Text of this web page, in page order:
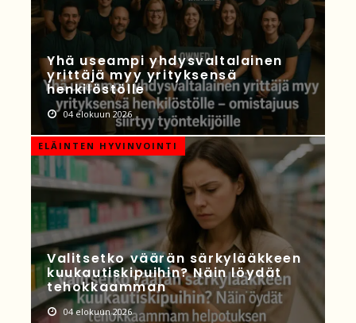
Yhä useampi yhdysvaltalainen
yrittäjä myy yrityksensä
henkilöstölle
04 elokuun 2026
ELÄINTEN HYVINVOINTI
Valitsetko väärän särkylääkkeen
kuukautiskipuihin? Näin löydät
tehokkaamman
04 elokuun 2026